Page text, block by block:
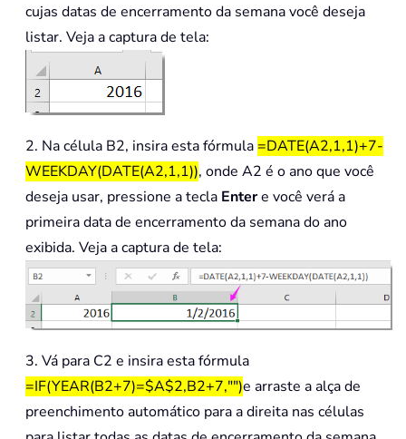
cujas datas de encerramento da semana você deseja
listar. Veja a captura de tela:
2. Na célula B2, insira esta fórmula =DATE(A2,1,1)+7-
WEEKDAY(DATE(A2,1,1)), onde A2 é o ano que você
deseja usar, pressione a tecla Entere você verá a
primeira data de encerramento da semana do ano
exibida. Veja a captura de tela:
3. Vá para C2 e insira esta fórmula
=IF(YEAR(B2+7)=$A$2,B2+7,"")e arraste a alça de
preenchimento automático para a direita nas células